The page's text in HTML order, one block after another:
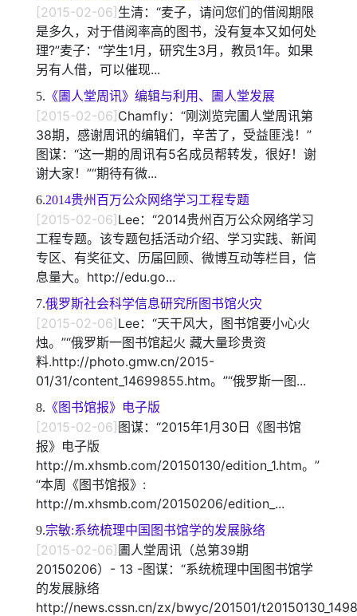
[2015-02-06]生清：“麦子，请问您们的借阅期限
是多久，对于借阅率高的图书，没有复本又如何处
理?”麦子：“学生1月，研究生3月，教员1年。如果
另有人借，可以催现...
5. 《圕人堂周讯》编辑与利用、圕人堂发展
[2015-02-06]Chamfly：“刚浏览完圕人堂周讯第
38期，感谢周讯的编辑们，辛苦了，受益匪浅！”
图谋：“这一期的周讯有5名成员帮转发，很好！谢
谢大家！”“期待有微...
6.2014贵州百万公众网络学习工程专题
[2015-02-06]Lee：“2014贵州百万公众网络学习
工程专题。该专题包括活动介绍、学习实践、新闻
专区、有奖征文、历届回顾、微博互动等栏目，信
息量大。http://edu.go...
7.俄罗斯社会科学信息研究所图书馆火灾
[2015-02-06]Lee：“天干风大，图书馆要小心火
烛。”“俄罗斯一图书馆起火 藏大量珍贵资
料.http://photo.gmw.cn/2015-
01/31/content_14699855.htm。”“俄罗斯一图...
8. 《图书馆报》电子版
[2015-02-06]图谋：“2015年1月30日《图书馆
报》电子版
http://m.xhsmb.com/20150130/edition_1.htm。”
“本周《图书馆报》:
http://m.xhsmb.com/20150206/edition_...
9.宗敏:系统梳理中国图书馆学的发展脉络
[2015-02-06]圕人堂周讯（总第39期
20150206）- 13 -图谋：“系统梳理中国图书馆学
的发展脉络
http://news.cssn.cn/zx/bwyc/201501/